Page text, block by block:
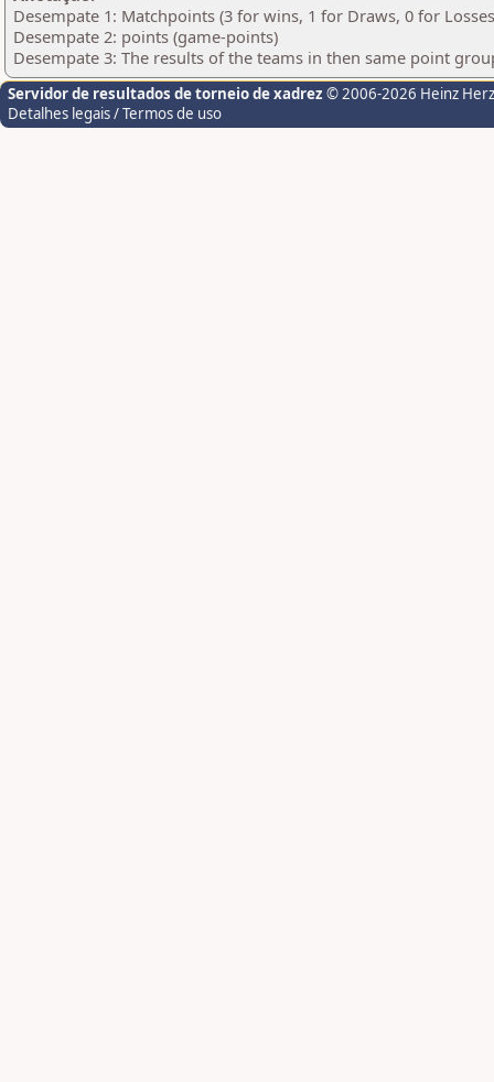
Desempate 1: Matchpoints (3 for wins, 1 for Draws, 0 for
Desempate 2: points (game-points)
Desempate 3: The results of the teams in then same point
Servidor de resultados de torneio de xadrez © 2006-2026 Heinz
Detalhes legais / Termos de uso